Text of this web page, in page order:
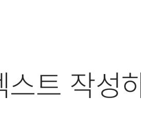
로우
화 솔루션, 이를 필요로 하는 모든 팀
트 작성